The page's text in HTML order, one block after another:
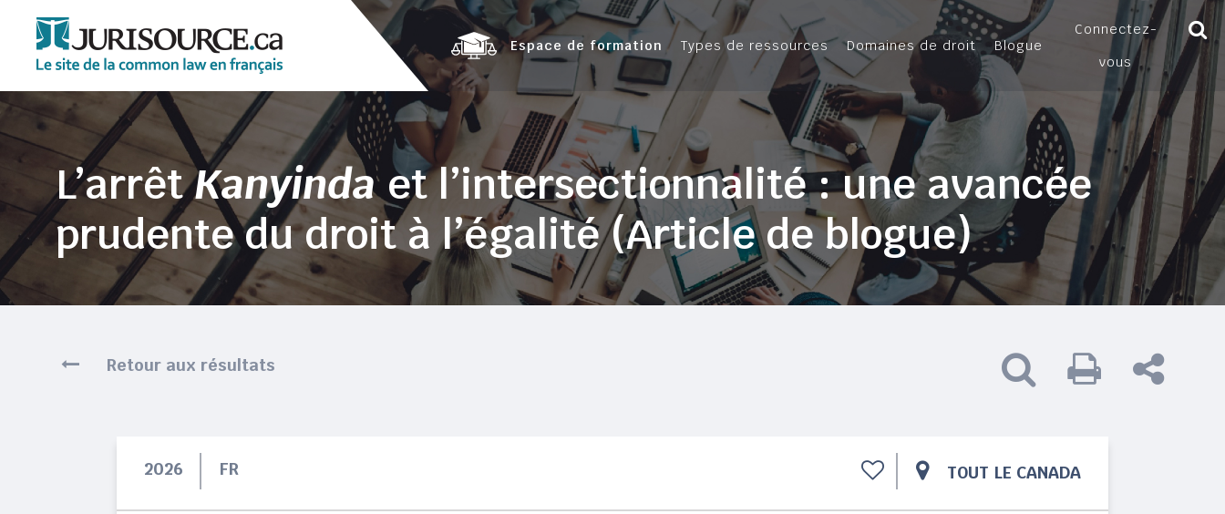
Connectez-
vous
Espace de formation Types de ressources Domaines de droit Blogue
L’arrêtKanyindaet l’intersectionnalité : une avancée
prudente du droit à l’égalité (Article de blogue)
Retour aux résultats
2026 FR TOUT LE CANADA